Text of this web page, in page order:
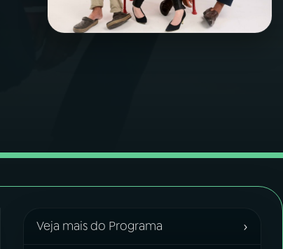
Veja mais do Programa ›